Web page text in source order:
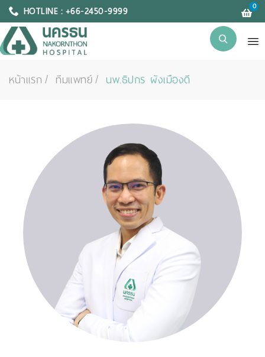
HOTLINE : +66-2450-9999 0
หน้าแรก ทีมแพทย์ นพ.ธิปกร ผังเมืองดี